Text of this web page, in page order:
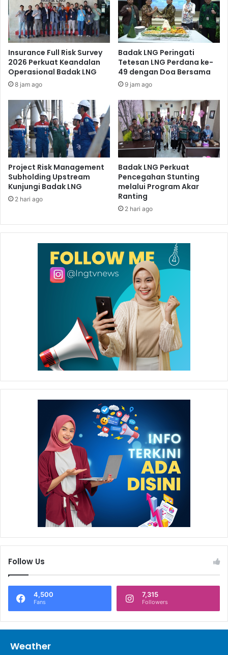
Insurance Full Risk Survey
2026 Perkuat Keandalan
Operasional Badak LNG
8 jam ago
Badak LNG Peringati
Tetesan LNG Perdana ke-
49 dengan Doa Bersama
9 jam ago
Project Risk Management
Subholding Upstream
Kunjungi Badak LNG
2 hari ago
Badak LNG Perkuat
Pencegahan Stunting
melalui Program Akar
Ranting
2 hari ago
Follow Us
4,500
Fans
7,315
Followers
Weather